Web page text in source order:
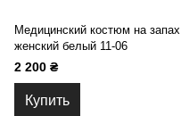
Медицинский костюм на запах
женский белый 11-06
2 200 ₴
Купить